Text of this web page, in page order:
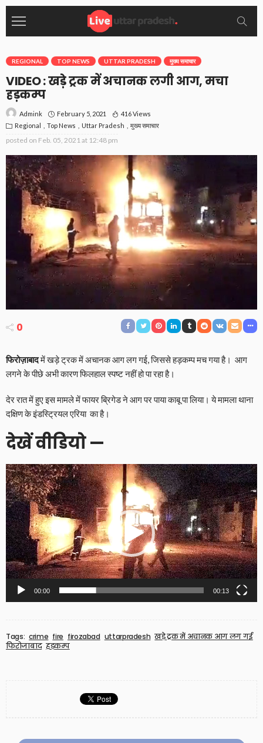
REGIONAL TOP NEWS UTTAR PRADESH मुख्य समाचार
VIDEO : खड़े ट्रक में अचानक लगी आग, मचा
हड़कम्प
Admink February 5, 2021
416 Views
Regional
Top News Uttar Pradesh मुख्य समाचार
posted on Feb. 05, 2021 at 12:48 pm
0
फिरोज़ाबादमें खड़े ट्रक में अचानक आग लग गई, जिससे हड़कम्प मच गया है। आग
लगने के पीछे अभी कारण फिलहाल स्पष्ट नहीं हो पा रहा है।
देर रात में हुए इस मामले में फायर ब्रिगेड ने आग पर पाया काबू पा लिया। ये मामला थाना
दक्षिण के इंडस्ट्रियल एरिया का है।
देखें वीडियो —
Video
Player
00:00 00:13
Tags: crime fire firozabad uttarpradesh खड़े ट्रक में अचानक आग लग गई
फिरोजाबाद हड़कम्प